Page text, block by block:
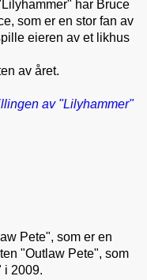
har Bruce
som er en stor fan av
eieren av et likhus
av året.
av "Lilyhammer"
Pete", som er en
"Outlaw Pete", som
i 2009.